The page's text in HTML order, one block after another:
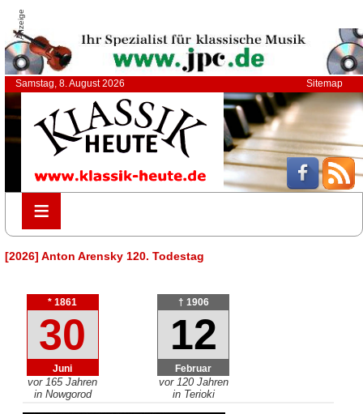
Anzeige
Samstag, 8. August 2026 Sitemap
≡
≡
[2026] Anton Arensky 120. Todestag
* 1861
30
Juni
vor 165 Jahren
in Nowgorod
† 1906
12
Februar
vor 120 Jahren
in Terioki